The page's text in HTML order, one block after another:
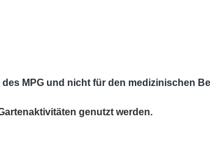
MPG und nicht für den medizinischen
genutzt werden.